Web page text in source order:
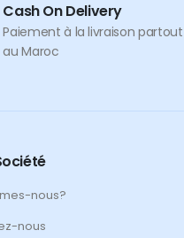
Cash On Delivery
Paiement à la livraison partout
au Maroc
nous?
nous